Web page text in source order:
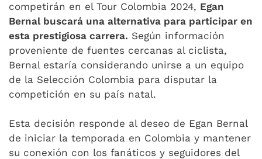
competirán en el Tour Colombia 2024, Egan
Bernal buscará una alternativa para participar en
esta prestigiosa carrera. Según información
proveniente de fuentes cercanas al ciclista,
Bernal estaría considerando unirse a un equipo
de la Selección Colombia para disputar la
competición en su país natal.
Esta decisión responde al deseo de Egan Bernal
de iniciar la temporada en Colombia y mantener
su conexión con los fanáticos y seguidores del